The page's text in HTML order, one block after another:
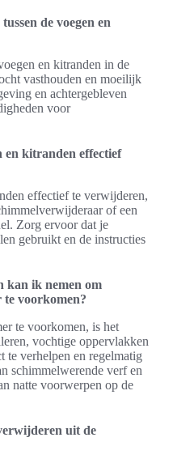
de voegen en
en kitranden in de
vasthouden en moeilijk
en achtergebleven
voor
en kitranden effectief
effectief te verwijderen,
of een
Zorg ervoor dat je
gebruikt en de instructies
kan ik nemen om
te voorkomen?
te voorkomen, is het
vochtige oppervlakken
te verhelpen en regelmatig
schimmelwerende verf en
natte voorwerpen op de
uit de